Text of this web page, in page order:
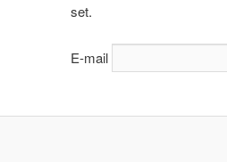
set.
E-mail